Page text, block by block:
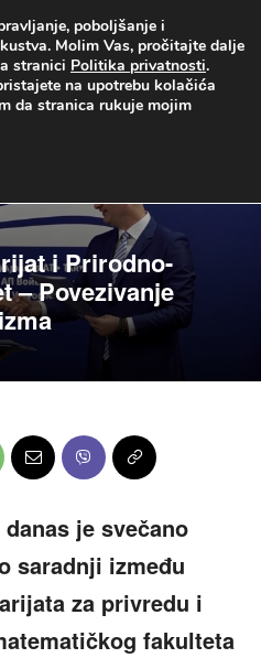
UŽIVO
i Prirodno-
– Povezivanje
je svečano
saradnji između
za privredu i
fakulteta
poboljšanje i
Molim Vas, pročitajte dalje
stranici Politika privatnosti.
na upotrebu kolačića
da stranica rukuje mojim